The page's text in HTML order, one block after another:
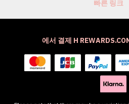
빠른 링크
에서 결제 H